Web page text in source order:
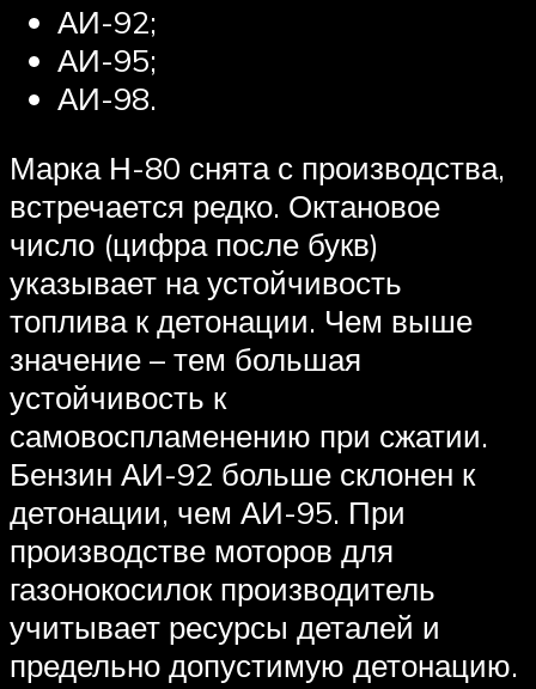
АИ-92;
АИ-95;
АИ-98.
Марка Н-80 снята с производства,
встречается редко. Октановое
число (цифра после букв)
указывает на устойчивость
топлива к детонации. Чем выше
значение – тем большая
устойчивость к
самовоспламенению при сжатии.
Бензин АИ-92 больше склонен к
детонации, чем АИ-95. При
производстве моторов для
газонокосилок производитель
учитывает ресурсы деталей и
предельно допустимую детонацию.